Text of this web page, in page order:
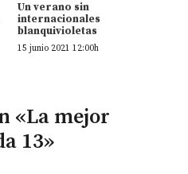
Un verano sin
internacionales
blanquivioletas
15 junio 2021 12:00h
«La mejor
13»